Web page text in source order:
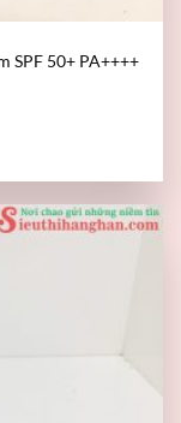
SPF 50+ PA++++